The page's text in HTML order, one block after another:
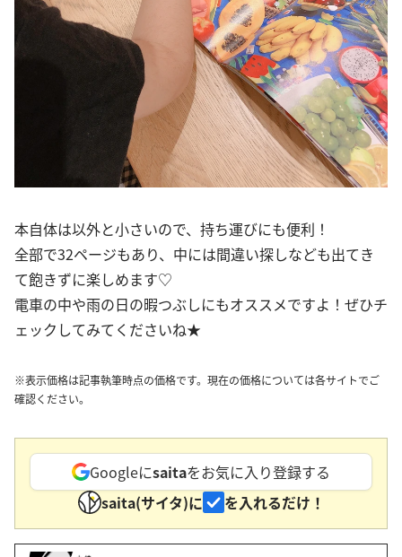
本自体は以外と小さいので、持ち運びにも便利！
全部で32ページもあり、中には間違い探しなども出てき
て飽きずに楽しめます♡
電車の中や雨の日の暇つぶしにもオススメですよ！ぜひチ
ェックしてみてくださいね★
※表示価格は記事執筆時点の価格です。現在の価格については各サイトでご
確認ください。
Googleにsaitaをお気に入り登録する
saita(サイタ)に
を入れるだけ！